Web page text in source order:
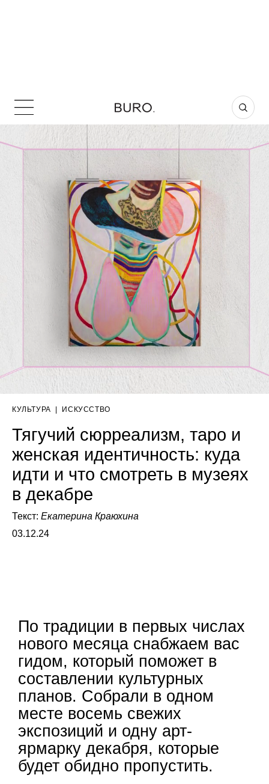
КУЛЬТУРА ИСКУССТВО
Тягучий сюрреализм, таро и
женская идентичность: куда
идти и что смотреть в музеях
в декабре
Текст: Екатерина Краюхина
03.12.24
По традиции в первых числах
нового месяца снабжаем вас
гидом, который поможет в
составлении культурных
планов. Собрали в одном
месте восемь свежих
экспозиций и одну арт-
ярмарку декабря, которые
будет обидно пропустить.